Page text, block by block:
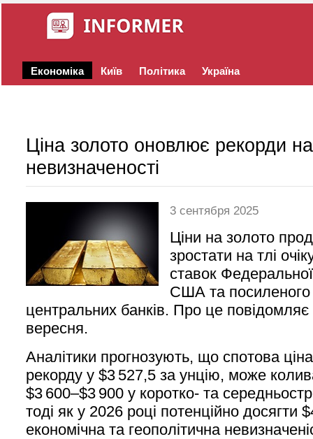
Економіка Київ Політика Україна
Ціна золото оновлює рекорди на
невизначеності
3 сентября 2025
Ціни на золото
зростати на тлі
ставок
США та посиленого
центральних банків. Про це повідомляє
вересня.
Аналітики прогнозують, що спотова
рекорду у $3 527,5 за унцію, може
$3 600–$3 900 у коротко- та
тоді як у 2026 році потенційно досягти
економічна та геополітична